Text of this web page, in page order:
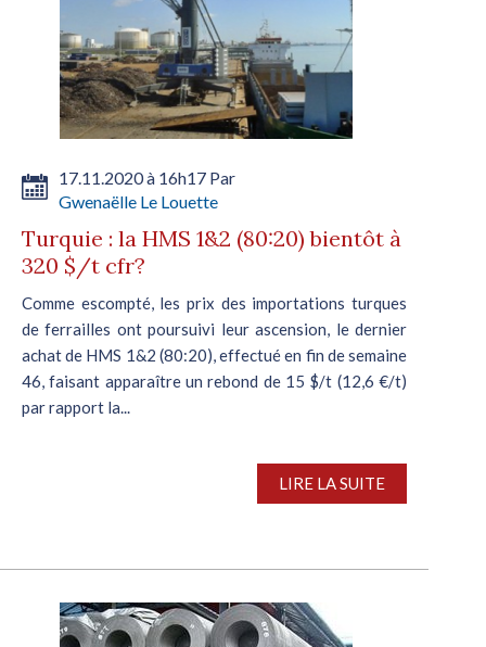
17.11.2020 à 16h17 Par
Gwenaëlle Le Louette
Turquie : la HMS 1&2 (80:20) bientôt à
320 $/t cfr?
Comme escompté, les prix des importations turques
de ferrailles ont poursuivi leur ascension, le dernier
achat de HMS 1&2 (80:20), effectué en fin de semaine
46, faisant apparaître un rebond de 15 $/t (12,6 €/t)
par rapport la...
LIRE LA SUITE